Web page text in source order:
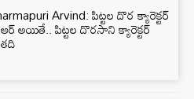
Arvind: పిట్టల దొర క్యారెక్టర్
అయితే.. పిట్టల దొరసాని క్యారెక్టర్